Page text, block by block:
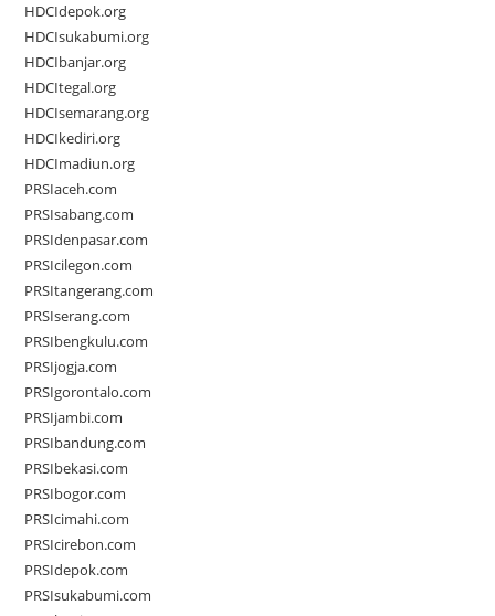
HDCIdepok.org
HDCIsukabumi.org
HDCIbanjar.org
HDCItegal.org
HDCIsemarang.org
HDCIkediri.org
HDCImadiun.org
PRSIaceh.com
PRSIsabang.com
PRSIdenpasar.com
PRSIcilegon.com
PRSItangerang.com
PRSIserang.com
PRSIbengkulu.com
PRSIjogja.com
PRSIgorontalo.com
PRSIjambi.com
PRSIbandung.com
PRSIbekasi.com
PRSIbogor.com
PRSIcimahi.com
PRSIcirebon.com
PRSIdepok.com
PRSIsukabumi.com